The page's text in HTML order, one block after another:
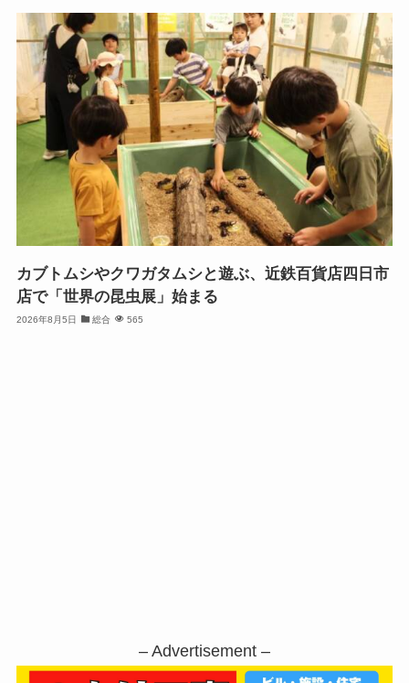
カブトムシやクワガタムシと遊ぶ、近鉄百貨店四日市
店で「世界の昆虫展」始まる
2026年8月5日 総合 565
– Advertisement –